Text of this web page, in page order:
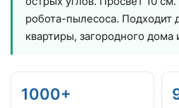
робота-пылесоса. Подходит
квартиры, загородного дома
1000+